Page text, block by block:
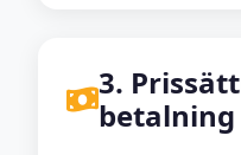
3.
betalning